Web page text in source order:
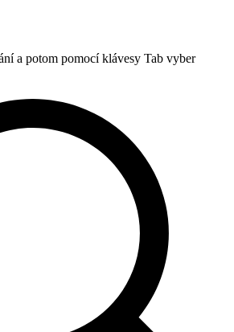
a potom pomocí klávesy Tab vyber